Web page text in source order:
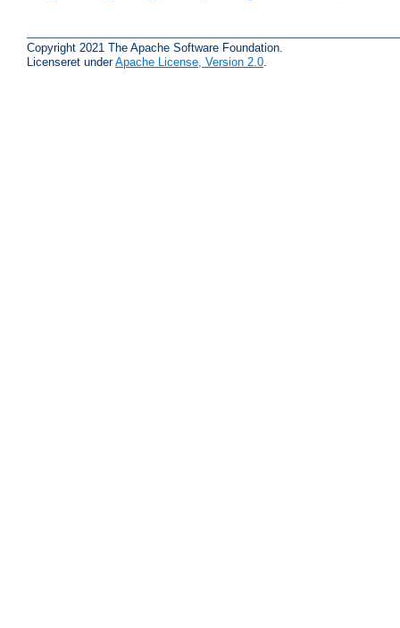
Copyright 2021 The Apache Software Foundation.
Licenseret underApache License, Version 2.0